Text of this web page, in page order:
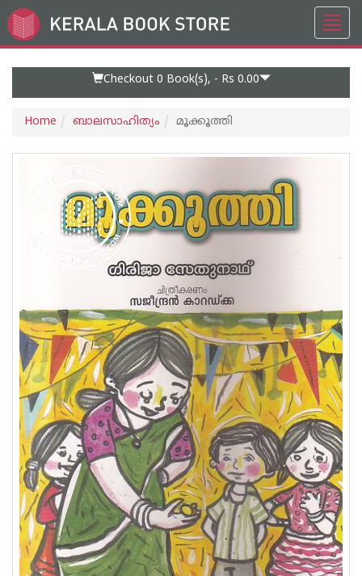
Go
to
Checkout 0 Book(s), - Rs 0.00
Home ബാലസാഹിത്യം മൂക്കൂത്തി